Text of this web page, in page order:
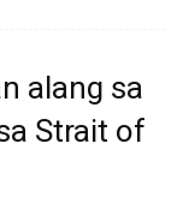
alang sa
Strait of